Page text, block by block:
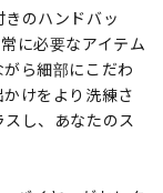
のハンドバッ
に必要なアイテム
ら細部にこだわ
けをより洗練さ
し、あなたのス